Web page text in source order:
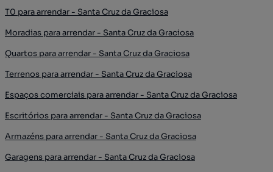
T0 para arrendar - Santa Cruz da Graciosa
Moradias para arrendar - Santa Cruz da Graciosa
Quartos para arrendar - Santa Cruz da Graciosa
Terrenos para arrendar - Santa Cruz da Graciosa
Espaços comerciais para arrendar - Santa Cruz da Graciosa
Escritórios para arrendar - Santa Cruz da Graciosa
Armazéns para arrendar - Santa Cruz da Graciosa
Garagens para arrendar - Santa Cruz da Graciosa